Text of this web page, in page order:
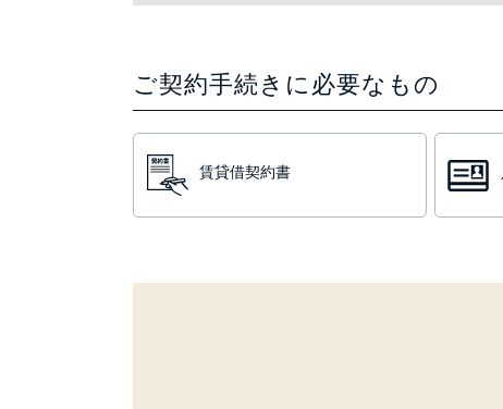
ご契約手続きに必要なもの
賃貸借契約書